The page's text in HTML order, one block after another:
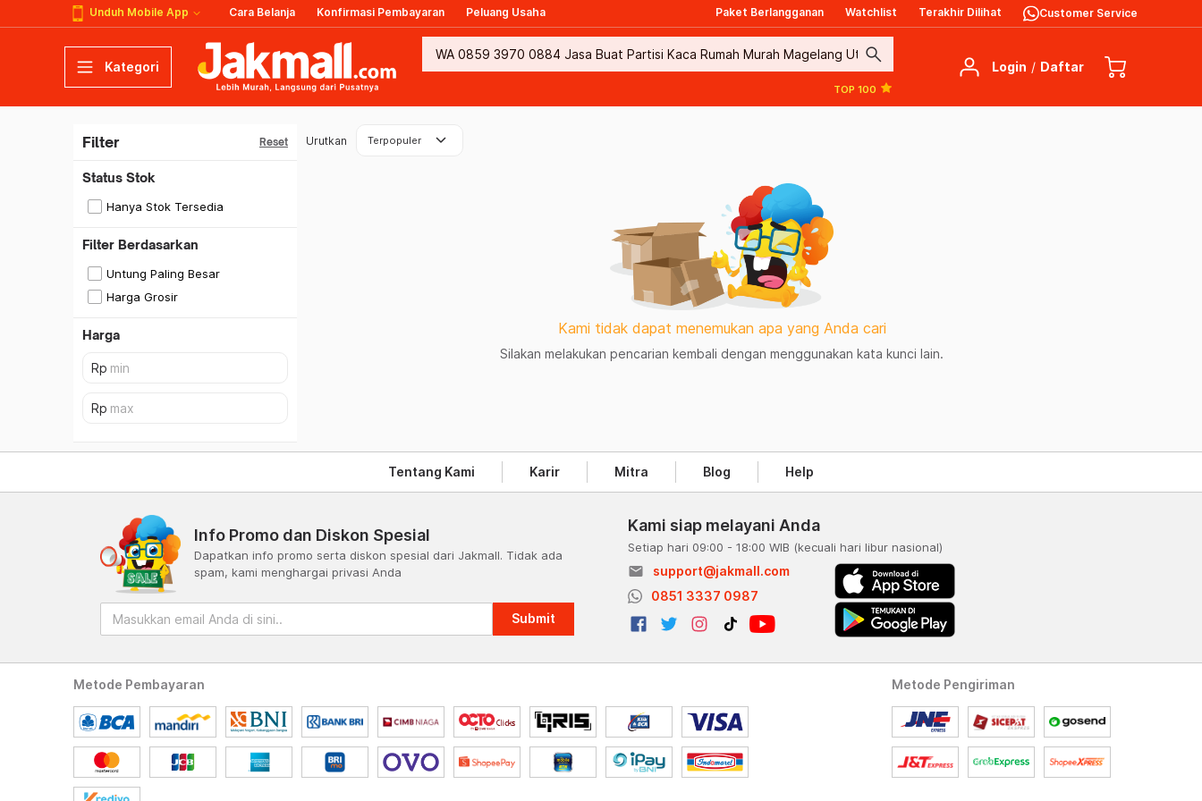
Unduh Mobile App Cara Belanja Konfirmasi Pembayaran Peluang Usaha Paket Berlangganan Watchlist Terakhir Dilihat Customer Service
Kategori search
TOP 100
Login / Daftar
Filter Reset
Status Stok
Hanya Stok Tersedia
Filter Berdasarkan
Untung Paling Besar
Harga Grosir
Harga
Urutkan Terpopuler keyboard_arrow_down
Kami tidak dapat menemukan apa yang Anda cari
Silakan melakukan pencarian kembali dengan menggunakan kata kunci lain.
Tentang Kami Karir Mitra Blog Help
Info Promo dan Diskon Spesial
Dapatkan info promo serta diskon spesial dari Jakmall. Tidak ada
spam, kami menghargai privasi Anda
Submit
Kami siap melayani Anda
Setiap hari 09:00 - 18:00 WIB (kecuali hari libur nasional)
email
support@jakmall.com
0851 3337 0987
Metode Pembayaran Metode Pengiriman